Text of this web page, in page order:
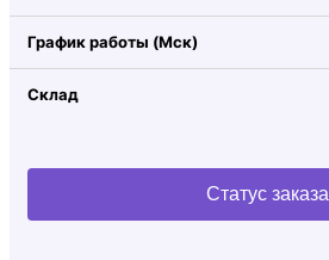
График работы (Мск)
Склад
Статус заказа